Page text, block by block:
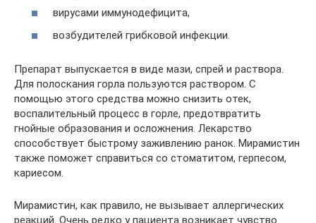
вирусами иммунодефицита,
возбудителей грибковой инфекции.
Препарат выпускается в виде мази, спрей и раствора.
Для полоскания горла пользуются раствором. С
помощью этого средства можно снизить отек,
воспалительный процесс в горле, предотвратить
гнойные образования и осложнения. Лекарство
способствует быстрому заживлению ранок. Мирамистин
также поможет справиться со стоматитом, герпесом,
кариесом.
Мирамистин, как правило, не вызывает аллергических
реакций. Очень редко у пациента возникает чувство